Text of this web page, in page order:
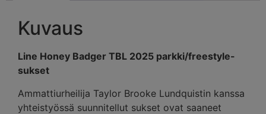
Kuvaus
Line Honey Badger TBL 2025 parkki/freestyle-
sukset
Ammattiurheilija Taylor Brooke Lundquistin kanssa
yhteistyössä suunnitellut sukset ovat saaneet